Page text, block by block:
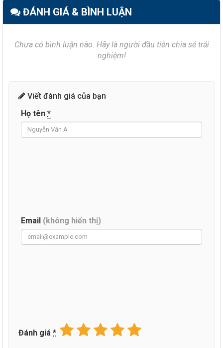
ĐÁNH GIÁ & BÌNH LUẬN
Chưa có bình luận nào. Hãy là người đầu tiên chia sẻ trải
nghiệm!
Viết đánh giá của bạn
Họ tên *
Email (không hiển thị)
Đánh giá *